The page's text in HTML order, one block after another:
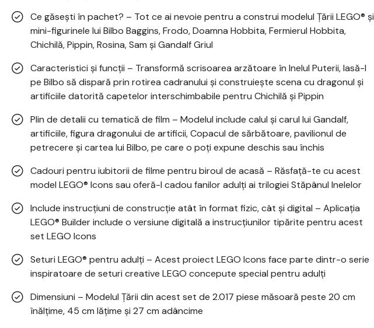
Ce găsești în pachet? – Tot ce ai nevoie pentru a construi modelul Ţării LEGO® și
mini-figurinele lui Bilbo Baggins, Frodo, Doamna Hobbita, Fermierul Hobbita,
Chichilă, Pippin, Rosina, Sam și Gandalf Griul
Caracteristici și funcții – Transformă scrisoarea arzătoare în Inelul Puterii, lasă-l
pe Bilbo să dispară prin rotirea cadranului și construiește scena cu dragonul și
artificiile datorită capetelor interschimbabile pentru Chichilă și Pippin
Plin de detalii cu tematică de film – Modelul include calul și carul lui Gandalf,
artificiile, figura dragonului de artificii, Copacul de sărbătoare, pavilionul de
petrecere și cartea lui Bilbo, pe care o poți expune deschis sau închis
Cadouri pentru iubitorii de filme pentru biroul de acasă – Răsfață-te cu acest
model LEGO® Icons sau oferă-l cadou fanilor adulți ai trilogiei Stăpânul Inelelor
Include instrucțiuni de construcție atât în format fizic, cât și digital – Aplicația
LEGO® Builder include o versiune digitală a instrucțiunilor tipărite pentru acest
set LEGO Icons
Seturi LEGO® pentru adulți – Acest proiect LEGO Icons face parte dintr-o serie
inspiratoare de seturi creative LEGO concepute special pentru adulți
Dimensiuni – Modelul Ţării din acest set de 2.017 piese măsoară peste 20 cm
înălțime, 45 cm lățime și 27 cm adâncime